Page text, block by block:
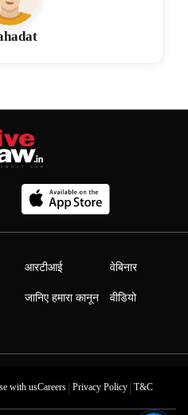
आरटीआई
जानिए हमारा कानून
वेबिनार
वीडियो
with usCareers| Privacy Policy| T&C